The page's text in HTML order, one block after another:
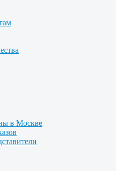
в Москве